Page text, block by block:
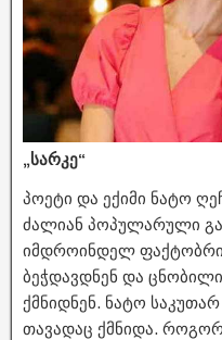
„სარკე“
პოეტი და ექიმი ნატო
ძალიან პოპულარული
იმდროინდელ
ბეჭდავდნენ და
ქმნიდნენ. ნატო
თავადაც ქმნიდა.